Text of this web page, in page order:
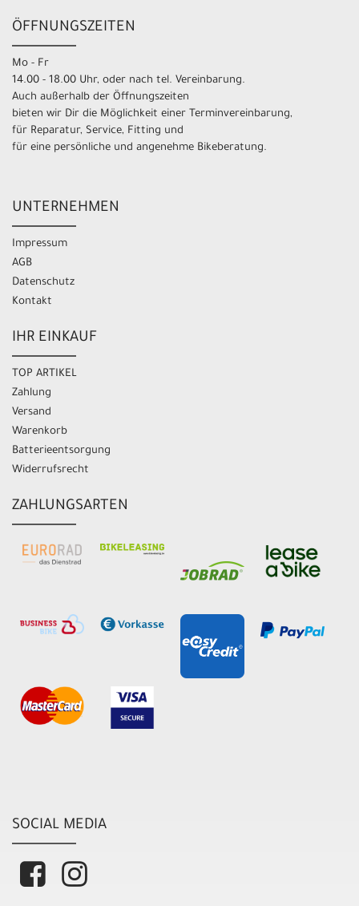
ÖFFNUNGSZEITEN
Mo - Fr
14.00 - 18.00 Uhr, oder nach tel. Vereinbarung.
Auch außerhalb der Öffnungszeiten
bieten wir Dir die Möglichkeit einer Terminvereinbarung,
für Reparatur, Service, Fitting und
für eine persönliche und angenehme Bikeberatung.
UNTERNEHMEN
Impressum
AGB
Datenschutz
Kontakt
IHR EINKAUF
TOP ARTIKEL
Zahlung
Versand
Warenkorb
Batterieentsorgung
Widerrufsrecht
ZAHLUNGSARTEN
SOCIAL MEDIA